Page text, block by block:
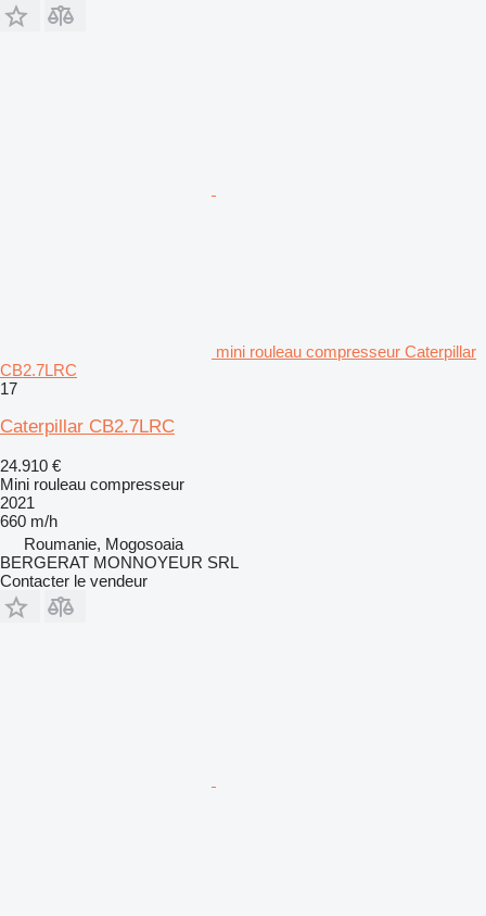
mini rouleau compresseur Caterpillar
CB2.7LRC
17
Caterpillar CB2.7LRC
24.910 €
Mini rouleau compresseur
2021
660 m/h
Roumanie, Mogosoaia
BERGERAT MONNOYEUR SRL
Contacter le vendeur